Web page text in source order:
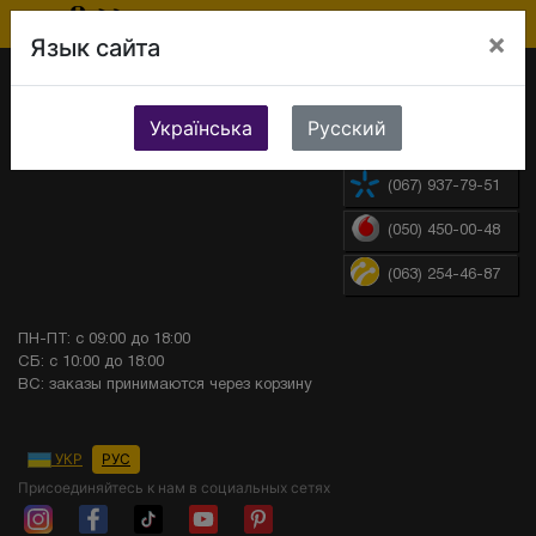
(067) 937-79-51
(050) 450-00-48
(063) 254-46-87
ПН-ПТ: с 09:00 до 18:00
СБ: с 10:00 до 18:00
ВС: заказы принимаются через корзину
УКР
РУС
Присоединяйтесь к нам в социальных сетях
Язык сайта ×
Українська Русский